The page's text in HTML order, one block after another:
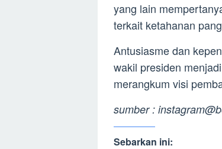
yang lain
terkait ketahanan
Antusiasme dan
wakil presiden
merangkum visi
sumber :
Sebarkan ini: